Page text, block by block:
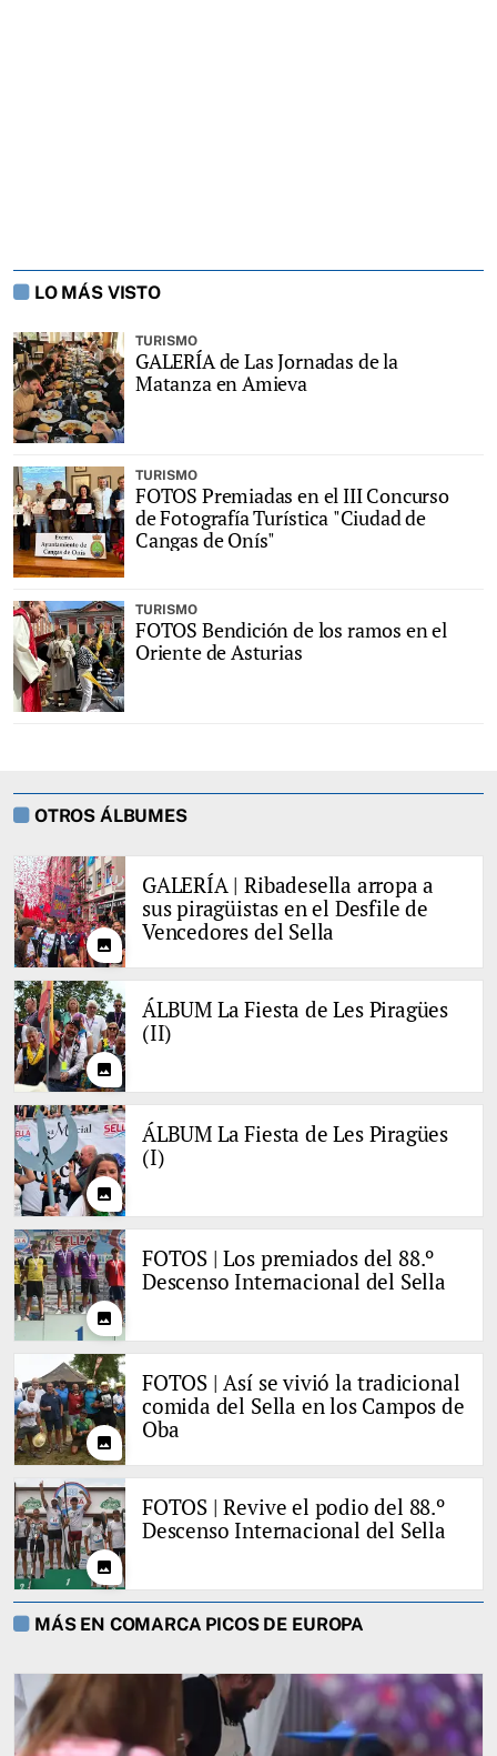
LO MÁS VISTO
TURISMO
GALERÍA de Las Jornadas de la
Matanza en Amieva
TURISMO
FOTOS Premiadas en el III Concurso
de Fotografía Turística "Ciudad de
Cangas de Onís"
TURISMO
FOTOS Bendición de los ramos en el
Oriente de Asturias
OTROS ÁLBUMES
photo
GALERÍA | Ribadesella arropa a
sus piragüistas en el Desfile de
Vencedores del Sella
photo
ÁLBUM La Fiesta de Les Piragües
(II)
photo
ÁLBUM La Fiesta de Les Piragües
(I)
photo
FOTOS | Los premiados del 88.º
Descenso Internacional del Sella
photo
FOTOS | Así se vivió la tradicional
comida del Sella en los Campos de
Oba
photo
FOTOS | Revive el podio del 88.º
Descenso Internacional del Sella
MÁS EN COMARCA PICOS DE EUROPA